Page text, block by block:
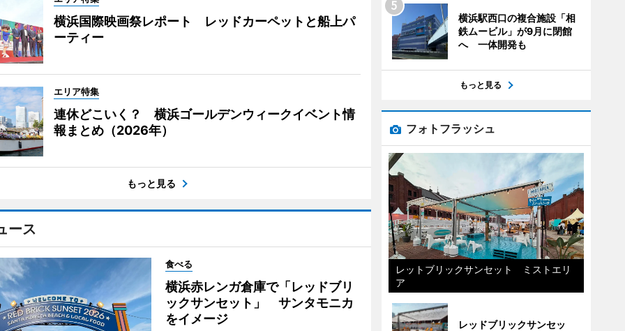
横浜国際映画祭レポート レッドカーペットと船上パ
ーティー
エリア特集
連休どこいく？ 横浜ゴールデンウィークイベント情
報まとめ（2026年）
もっと見る
ース
食べる
横浜赤レンガ倉庫で「レッドブリ
ックサンセット」 サンタモニカ
をイメージ
横浜駅西口の複合施設「相
鉄ムービル」が9月に閉館
へ 一体開発も
もっと見る
フォトフラッシュ
レットブリックサンセット ミストエリ
ア
レッドブリックサンセッ